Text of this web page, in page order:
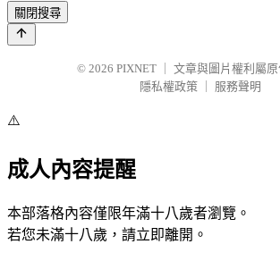
關閉搜尋
© 2026 PIXNET
文章與圖片權利屬
隱私權政策
服務聲明
⚠️
成人內容提醒
本部落格內容僅限年滿十八歲者瀏覽。
若您未滿十八歲，請立即離開。